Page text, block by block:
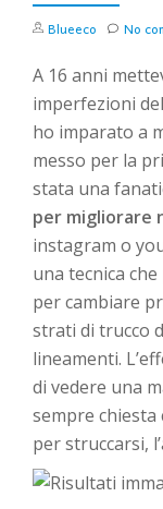
Blueeco No
A 16 anni
imperfezioni
ho imparato a
messo per la
stata una
per migliorare
instagram o
una tecnica
per cambiare
strati di trucco
lineamenti.
di vedere una
sempre chiesta
per struccarsi,